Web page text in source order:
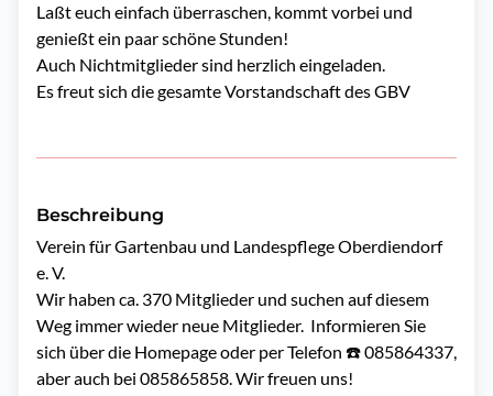
Laßt euch einfach überraschen, kommt vorbei und
genießt ein paar schöne Stunden!
Auch Nichtmitglieder sind herzlich eingeladen.
Es freut sich die gesamte Vorstandschaft des GBV
Beschreibung
Verein für Gartenbau und Landespflege Oberdiendorf
e. V.
Wir haben ca. 370 Mitglieder und suchen auf diesem
Weg immer wieder neue Mitglieder.  Informieren Sie
sich über die Homepage oder per Telefon ☎️ 085864337,
aber auch bei 085865858. Wir freuen uns!